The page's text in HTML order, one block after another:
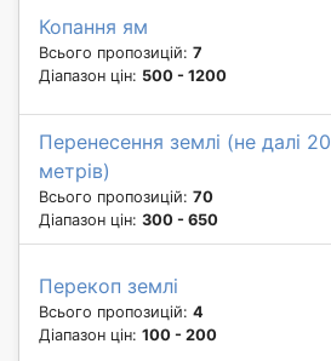
Копання ям
Всього пропозицій: 7
Діапазон цін: 500 - 1200
Перенесення землі (не далі 20
метрів)
Всього пропозицій: 70
Діапазон цін: 300 - 650
Перекоп землі
Всього пропозицій: 4
Діапазон цін: 100 - 200